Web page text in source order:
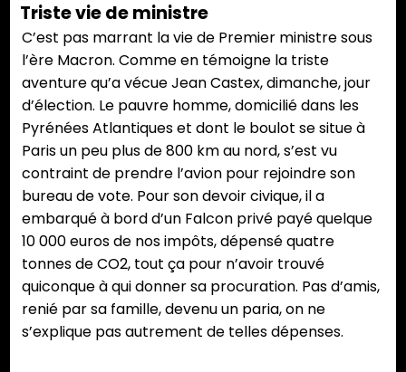
Triste vie de ministre
C’est pas marrant la vie de Premier ministre sous
l’ère Macron. Comme en témoigne la triste
aventure qu’a vécue Jean Castex, dimanche, jour
d’élection. Le pauvre homme, domicilié dans les
Pyrénées Atlantiques et dont le boulot se situe à
Paris un peu plus de 800 km au nord, s’est vu
contraint de prendre l’avion pour rejoindre son
bureau de vote. Pour son devoir civique, il a
embarqué à bord d’un Falcon privé payé quelque
10 000 euros de nos impôts, dépensé quatre
tonnes de CO2, tout ça pour n’avoir trouvé
quiconque à qui donner sa procuration. Pas d’amis,
renié par sa famille, devenu un paria, on ne
s’explique pas autrement de telles dépenses.